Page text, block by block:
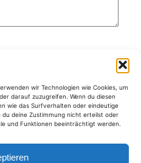
wir Technologien wie Cookies, um
darauf zuzugreifen. Wenn du diesen
wie das Surfverhalten oder eindeutige
du deine Zustimmung nicht erteilst oder
und Funktionen beeinträchtigt werden.